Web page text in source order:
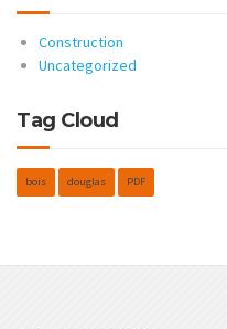
Construction
Uncategorized
Tag Cloud
bois douglas PDF